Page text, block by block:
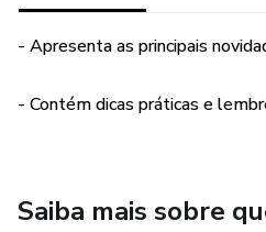
- Apresenta as principais
- Contém dicas práticas e
Saiba mais sobre